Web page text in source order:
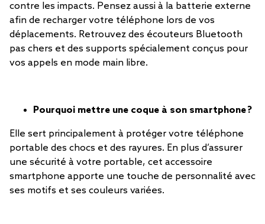
contre les impacts. Pensez aussi à la batterie externe
afin de recharger votre téléphone lors de vos
déplacements. Retrouvez des écouteurs Bluetooth
pas chers et des supports spécialement conçus pour
vos appels en mode main libre.
Pourquoi mettre une coque à son smartphone ?
Elle sert principalement à protéger votre téléphone
portable des chocs et des rayures. En plus d’assurer
une sécurité à votre portable, cet accessoire
smartphone apporte une touche de personnalité avec
ses motifs et ses couleurs variées.